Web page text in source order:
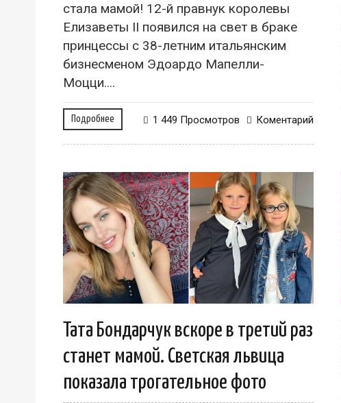
стала мамой! 12-й правнук королевы
Елизаветы II появился на свет в браке
принцессы с 38-летним итальянским
бизнесменом Эдоардо Мапелли-
Моцци....
Подробнее Коментарий
1 449 Просмотров
Тата Бондарчук вскоре в третий раз
станет мамой. Светская львица
показала трогательное фото